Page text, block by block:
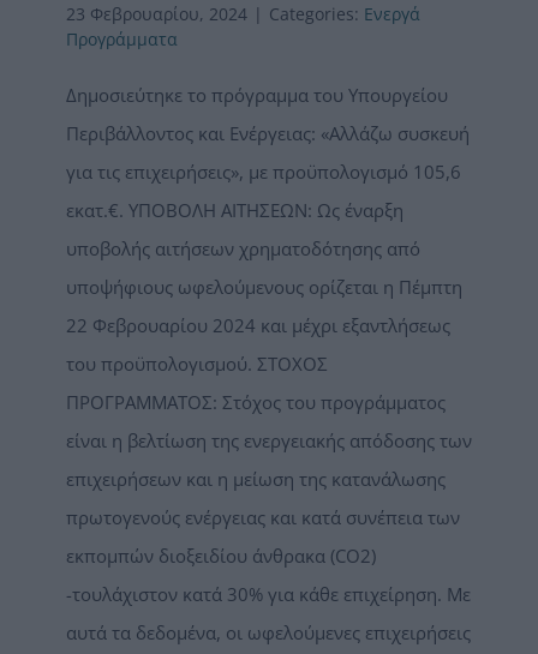
23 Φεβρουαρίου, 2024 | Categories: Ενεργά
Προγράμματα
Δημοσιεύτηκε το πρόγραμμα του Υπουργείου
Περιβάλλοντος και Ενέργειας: «Αλλάζω συσκευή
για τις επιχειρήσεις», με προϋπολογισμό 105,6
εκατ.€. ΥΠΟΒΟΛΗ ΑΙΤΗΣΕΩΝ: Ως έναρξη
υποβολής αιτήσεων χρηματοδότησης από
υποψήφιους ωφελούμενους ορίζεται η Πέμπτη
22 Φεβρουαρίου 2024 και μέχρι εξαντλήσεως
του προϋπολογισμού. ΣΤΟΧΟΣ
ΠΡΟΓΡΑΜΜΑΤΟΣ: Στόχος του προγράμματος
είναι η βελτίωση της ενεργειακής απόδοσης των
επιχειρήσεων και η μείωση της κατανάλωσης
πρωτογενούς ενέργειας και κατά συνέπεια των
εκπομπών διοξειδίου άνθρακα (CO2)
-τουλάχιστον κατά 30% για κάθε επιχείρηση. Με
αυτά τα δεδομένα, οι ωφελούμενες επιχειρήσεις